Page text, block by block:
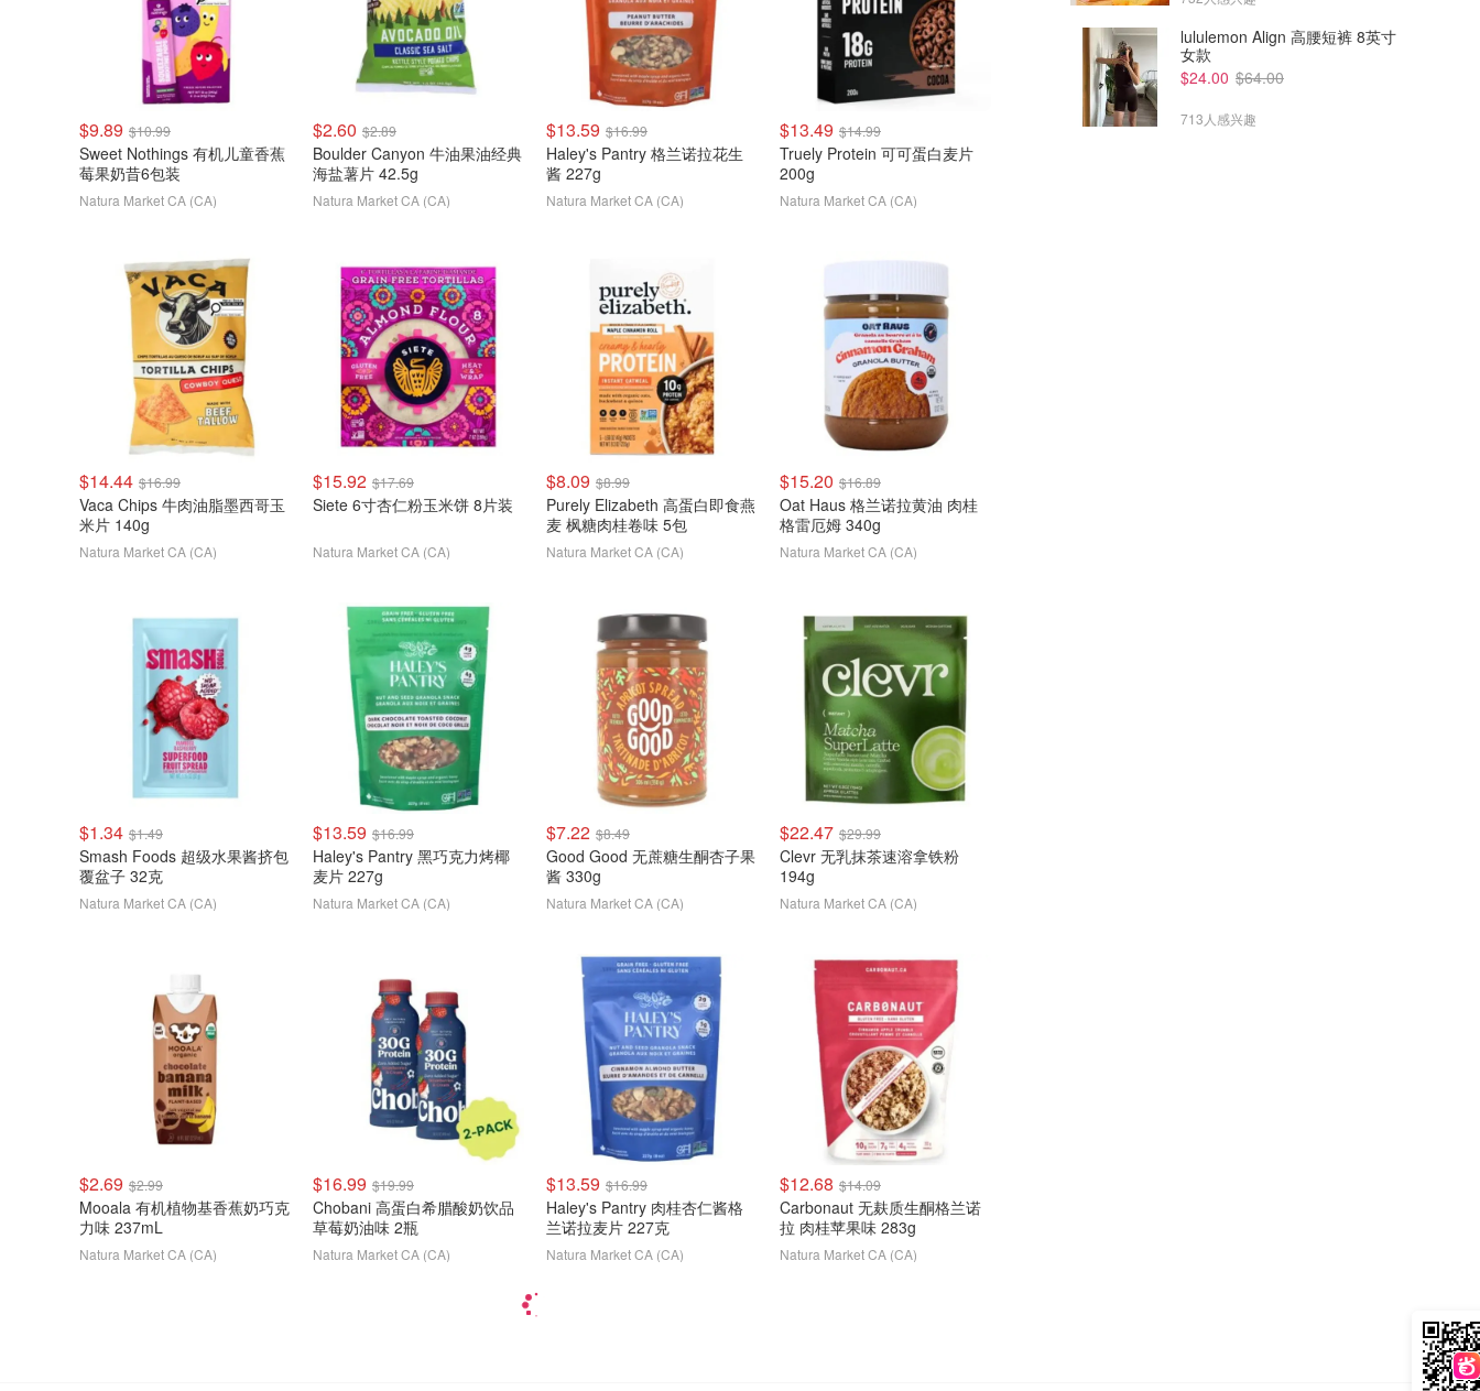
$9.89 $10.99
Sweet Nothings 有机儿童香蕉
莓果奶昔6包装
Natura Market CA (CA)
$2.60 $2.89
Boulder Canyon 牛油果油经典
海盐薯片 42.5g
Natura Market CA (CA)
$13.59 $16.99
Haley's Pantry 格兰诺拉花生
酱 227g
Natura Market CA (CA)
$13.49 $14.99
Truely Protein 可可蛋白麦片
200g
Natura Market CA (CA)
$14.44 $16.99
Vaca Chips 牛肉油脂墨西哥玉
米片 140g
Natura Market CA (CA)
$15.92 $17.69
Siete 6寸杏仁粉玉米饼 8片装
Natura Market CA (CA)
$8.09 $8.99
Purely Elizabeth 高蛋白即食燕
麦 枫糖肉桂卷味 5包
Natura Market CA (CA)
$15.20 $16.89
Oat Haus 格兰诺拉黄油 肉桂
格雷厄姆 340g
Natura Market CA (CA)
$1.34 $1.49
Smash Foods 超级水果酱挤包
覆盆子 32克
Natura Market CA (CA)
$13.59 $16.99
Haley's Pantry 黑巧克力烤椰
麦片 227g
Natura Market CA (CA)
$7.22 $8.49
Good Good 无蔗糖生酮杏子果
酱 330g
Natura Market CA (CA)
$22.47 $29.99
Clevr 无乳抹茶速溶拿铁粉
194g
Natura Market CA (CA)
$2.69 $2.99
Mooala 有机植物基香蕉奶巧克
力味 237mL
Natura Market CA (CA)
$16.99 $19.99
Chobani 高蛋白希腊酸奶饮品
草莓奶油味 2瓶
Natura Market CA (CA)
$13.59 $16.99
Haley's Pantry 肉桂杏仁酱格
兰诺拉麦片 227克
Natura Market CA (CA)
$12.68 $14.09
Carbonaut 无麸质生酮格兰诺
拉 肉桂苹果味 283g
Natura Market CA (CA)
lululemon Align 高腰短裤 8英寸
女款
$24.00 $64.00
713人感兴趣